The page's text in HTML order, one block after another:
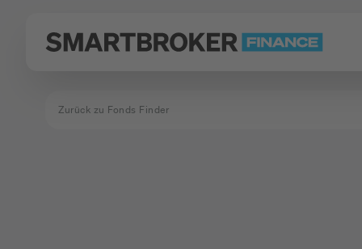
Zurück zu Fonds Finder